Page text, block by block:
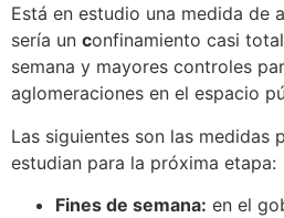
Está en estudio una medida de
sería un confinamiento casi
semana y mayores controles
aglomeraciones en el espacio
Las siguientes son las medidas
estudian para la próxima etapa:
Fines de semana: en el